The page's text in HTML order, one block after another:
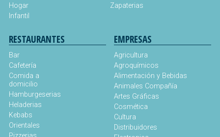
Hogar
Infantil
Zapaterias
RESTAURANTES
Bar
Cafetería
Comida a
domicilio
Hamburgeserias
Heladerias
Kebabs
Orientales
EMPRESAS
Agricultura
Agroquímicos
Alimentación y Bebidas
Animales Compañía
Artes Gráficas
Cosmética
Cultura
Distribuidores